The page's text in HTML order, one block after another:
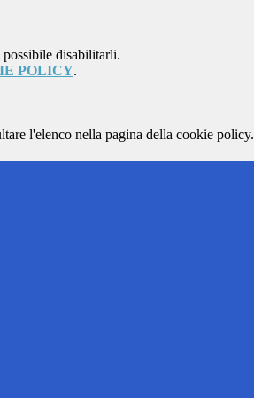
disabilitarli.
POLICY.
l'elenco nella pagina della cookie policy.